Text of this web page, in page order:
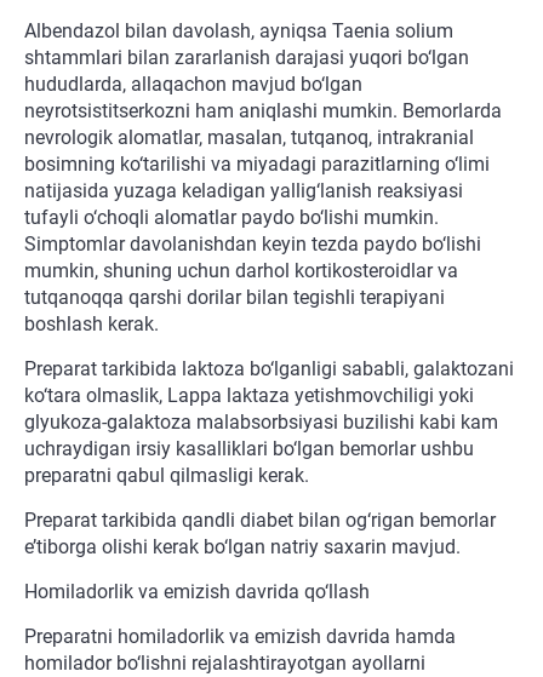
Albendazol bilan davolash, ayniqsa Taenia solium
shtammlari bilan zararlanish darajasi yuqori bo‘lgan
hududlarda, allaqachon mavjud bo‘lgan
neyrotsistitserkozni ham aniqlashi mumkin. Bemorlarda
nevrologik alomatlar, masalan, tutqanoq, intrakranial
bosimning ko‘tarilishi va miyadagi parazitlarning o‘limi
natijasida yuzaga keladigan yallig‘lanish reaksiyasi
tufayli o‘choqli alomatlar paydo bo‘lishi mumkin.
Simptomlar davolanishdan keyin tezda paydo bo‘lishi
mumkin, shuning uchun darhol kortikosteroidlar va
tutqanoqqa qarshi dorilar bilan tegishli terapiyani
boshlash kerak.
Preparat tarkibida laktoza bo‘lganligi sababli, galaktozani
ko‘tara olmaslik, Lappa laktaza yetishmovchiligi yoki
glyukoza-galaktoza malabsorbsiyasi buzilishi kabi kam
uchraydigan irsiy kasalliklari bo‘lgan bemorlar ushbu
preparatni qabul qilmasligi kerak.
Preparat tarkibida qandli diabet bilan og‘rigan bemorlar
e’tiborga olishi kerak bo‘lgan natriy saxarin mavjud.
Homiladorlik va emizish davrida qo‘llash
Preparatni homiladorlik va emizish davrida hamda
homilador bo‘lishni rejalashtirayotgan ayollarni